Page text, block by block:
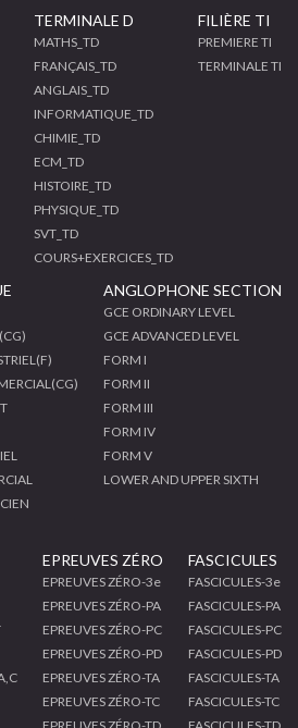
TERMINALE D
MATHS_TD
FRANÇAIS_TD
ANGLAIS_TD
INFORMATIQUE_TD
CHIMIE_TD
ECM_TD
HISTOIRE_TD
PHYSIQUE_TD
SVT_TD
COURS+EXERCICES_TD
FILIÈRE TI
PREMIERE TI
TERMINALE TI
ANGLOPHONE SECTION
GCE ORDINARY LEVEL
GCE ADVANCED LEVEL
FORM I
FORM II
FORM III
FORM IV
FORM V
LOWER AND UPPER SIXTH
EPREUVES ZÉRO
EPREUVES ZÉRO-3e
EPREUVES ZÉRO-PA
EPREUVES ZÉRO-PC
EPREUVES ZÉRO-PD
EPREUVES ZÉRO-TA
EPREUVES ZÉRO-TC
FASCICULES
FASCICULES-3e
FASCICULES-PA
FASCICULES-PC
FASCICULES-PD
FASCICULES-TA
FASCICULES-TC